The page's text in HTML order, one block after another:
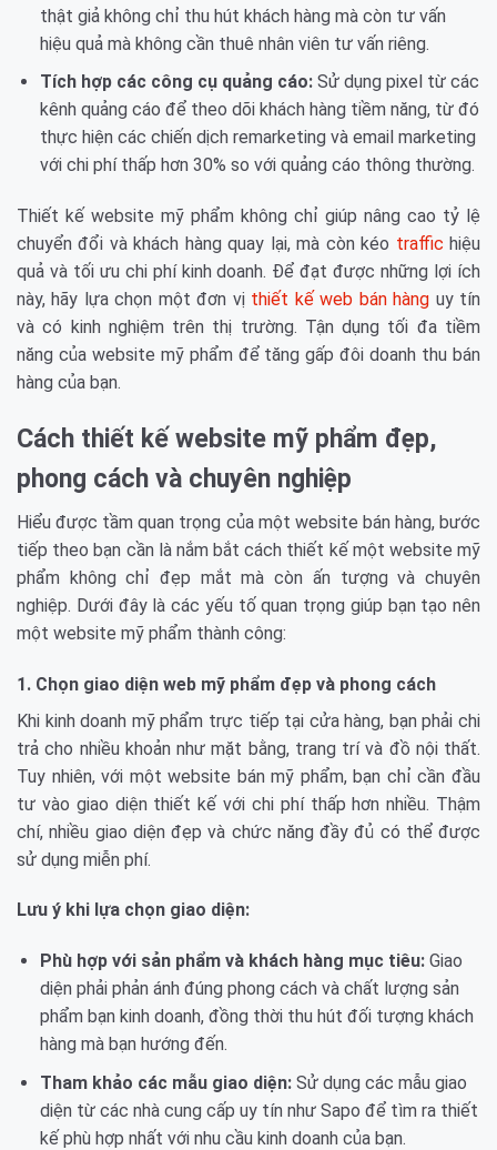
thật giả không chỉ thu hút khách hàng mà còn tư vấn
hiệu quả mà không cần thuê nhân viên tư vấn riêng.
Tích hợp các công cụ quảng cáo:Sử dụng pixel từ các
kênh quảng cáo để theo dõi khách hàng tiềm năng, từ đó
thực hiện các chiến dịch remarketing và email marketing
với chi phí thấp hơn 30% so với quảng cáo thông thường.
Thiết kế website mỹ phẩm không chỉ giúp nâng cao tỷ lệ
chuyển đổi và khách hàng quay lại, mà còn kéo traffic hiệu
quả và tối ưu chi phí kinh doanh. Để đạt được những lợi ích
này, hãy lựa chọn một đơn vị thiết kế web bán hàng uy tín
và có kinh nghiệm trên thị trường. Tận dụng tối đa tiềm
năng của website mỹ phẩm để tăng gấp đôi doanh thu bán
hàng của bạn.
Cách thiết kế website mỹ phẩm đẹp,
phong cách và chuyên nghiệp
Hiểu được tầm quan trọng của một website bán hàng, bước
tiếp theo bạn cần là nắm bắt cách thiết kế một website mỹ
phẩm không chỉ đẹp mắt mà còn ấn tượng và chuyên
nghiệp. Dưới đây là các yếu tố quan trọng giúp bạn tạo nên
một website mỹ phẩm thành công:
1. Chọn giao diện web mỹ phẩm đẹp và phong cách
Khi kinh doanh mỹ phẩm trực tiếp tại cửa hàng, bạn phải chi
trả cho nhiều khoản như mặt bằng, trang trí và đồ nội thất.
Tuy nhiên, với một website bán mỹ phẩm, bạn chỉ cần đầu
tư vào giao diện thiết kế với chi phí thấp hơn nhiều. Thậm
chí, nhiều giao diện đẹp và chức năng đầy đủ có thể được
sử dụng miễn phí.
Lưu ý khi lựa chọn giao diện:
Phù hợp với sản phẩm và khách hàng mục tiêu:Giao
diện phải phản ánh đúng phong cách và chất lượng sản
phẩm bạn kinh doanh, đồng thời thu hút đối tượng khách
hàng mà bạn hướng đến.
Tham khảo các mẫu giao diện:Sử dụng các mẫu giao
diện từ các nhà cung cấp uy tín như Sapo để tìm ra thiết
kế phù hợp nhất với nhu cầu kinh doanh của bạn.